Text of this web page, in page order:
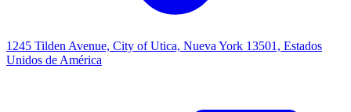
1245 Tilden Avenue, City of Utica, Nueva York 13501, Estados
Unidos de América